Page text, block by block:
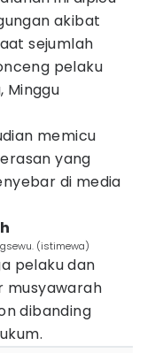
akibat
sejumlah
pelaku
Minggu
memicu
yang
di media
(istimewa)
pelaku dan
musyawarah
dibanding